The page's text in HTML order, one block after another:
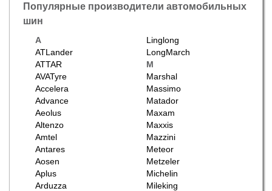
Популярные производители автомобильных
шин
A
ATLander
ATTAR
AVATyre
Accelera
Advance
Aeolus
Altenzo
Amtel
Antares
Aosen
Aplus
Arduzza
Linglong
LongMarch
M
Marshal
Massimo
Matador
Maxam
Maxxis
Mazzini
Meteor
Metzeler
Michelin
Mileking